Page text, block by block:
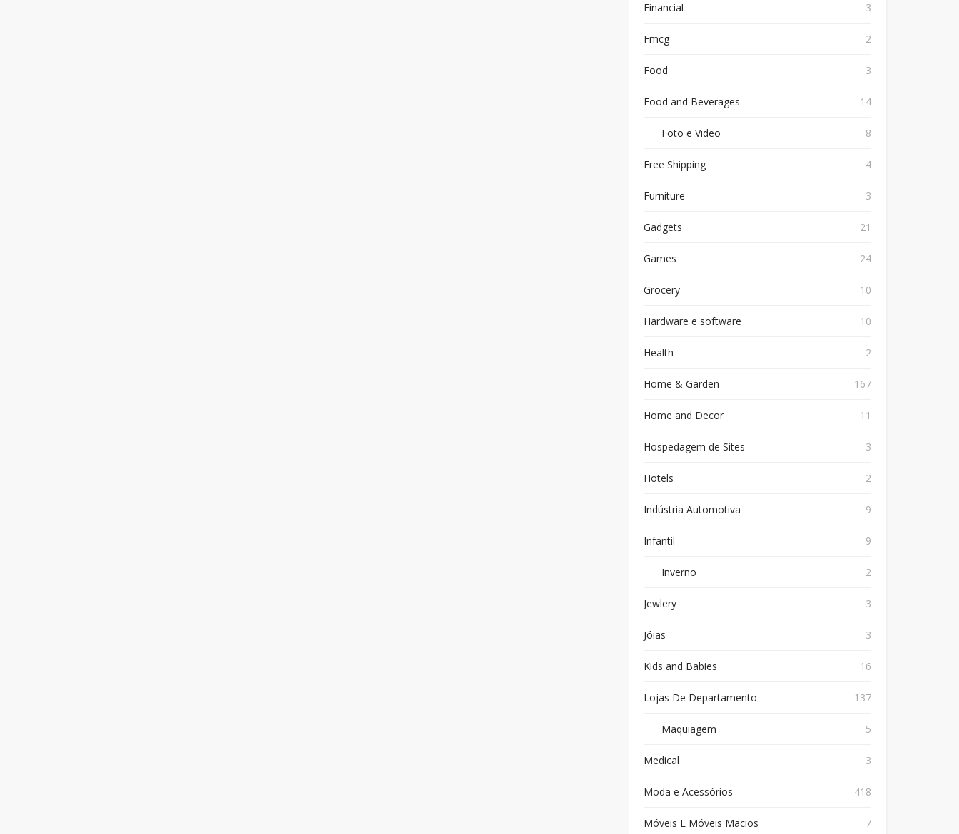
Financial 3
Fmcg 2
Food 3
Food and Beverages 14
Foto e Video 8
Free Shipping 4
Furniture 3
Gadgets 21
Games 24
Grocery 10
Hardware e software 10
Health 2
Home & Garden 167
Home and Decor 11
Hospedagem de Sites 3
Hotels 2
Indústria Automotiva 9
Infantil 9
Inverno 2
Jewlery 3
Jóias 3
Kids and Babies 16
Lojas De Departamento 137
Maquiagem 5
Medical 3
Moda e Acessórios 418
Móveis E Móveis Macios 7